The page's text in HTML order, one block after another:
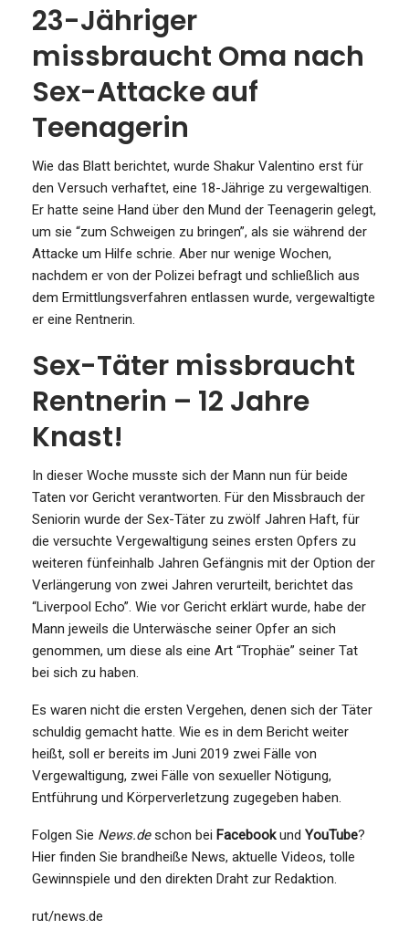
23-Jähriger
missbraucht Oma nach
Sex-Attacke auf
Teenagerin
Wie das Blatt berichtet, wurde Shakur Valentino erst für
den Versuch verhaftet, eine 18-Jährige zu vergewaltigen.
Er hatte seine Hand über den Mund der Teenagerin gelegt,
um sie “zum Schweigen zu bringen”, als sie während der
Attacke um Hilfe schrie. Aber nur wenige Wochen,
nachdem er von der Polizei befragt und schließlich aus
dem Ermittlungsverfahren entlassen wurde, vergewaltigte
er eine Rentnerin.
Sex-Täter missbraucht
Rentnerin – 12 Jahre
Knast!
In dieser Woche musste sich der Mann nun für beide
Taten vor Gericht verantworten. Für den Missbrauch der
Seniorin wurde der Sex-Täter zu zwölf Jahren Haft, für
die versuchte Vergewaltigung seines ersten Opfers zu
weiteren fünfeinhalb Jahren Gefängnis mit der Option der
Verlängerung von zwei Jahren verurteilt, berichtet das
“Liverpool Echo”. Wie vor Gericht erklärt wurde, habe der
Mann jeweils die Unterwäsche seiner Opfer an sich
genommen, um diese als eine Art “Trophäe” seiner Tat
bei sich zu haben.
Es waren nicht die ersten Vergehen, denen sich der Täter
schuldig gemacht hatte. Wie es in dem Bericht weiter
heißt, soll er bereits im Juni 2019 zwei Fälle von
Vergewaltigung, zwei Fälle von sexueller Nötigung,
Entführung und Körperverletzung zugegeben haben.
Folgen Sie News.deschon bei Facebookund YouTube?
Hier finden Sie brandheiße News, aktuelle Videos, tolle
Gewinnspiele und den direkten Draht zur Redaktion.
rut/news.de